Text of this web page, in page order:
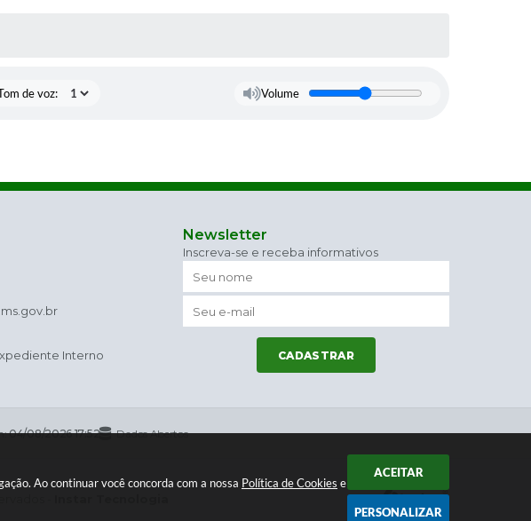
Ao continuar você concorda com a nossa Política de Cookies e
ACEITAR
PERSONALIZAR
de voz: Volume
Interno
Newsletter
Inscreva-se e receba informativos
CADASTRAR
04/08/2026 17:52 Dados Abertos